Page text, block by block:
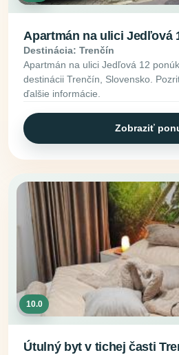
Apartmán na ulici Jedľová
Destinácia: Trenčín
Apartmán na ulici Jedľová 12
destinácii Trenčín, Slovensko.
ďalšie informácie.
Zobraziť
10.0
Útulný byt v tichej časti